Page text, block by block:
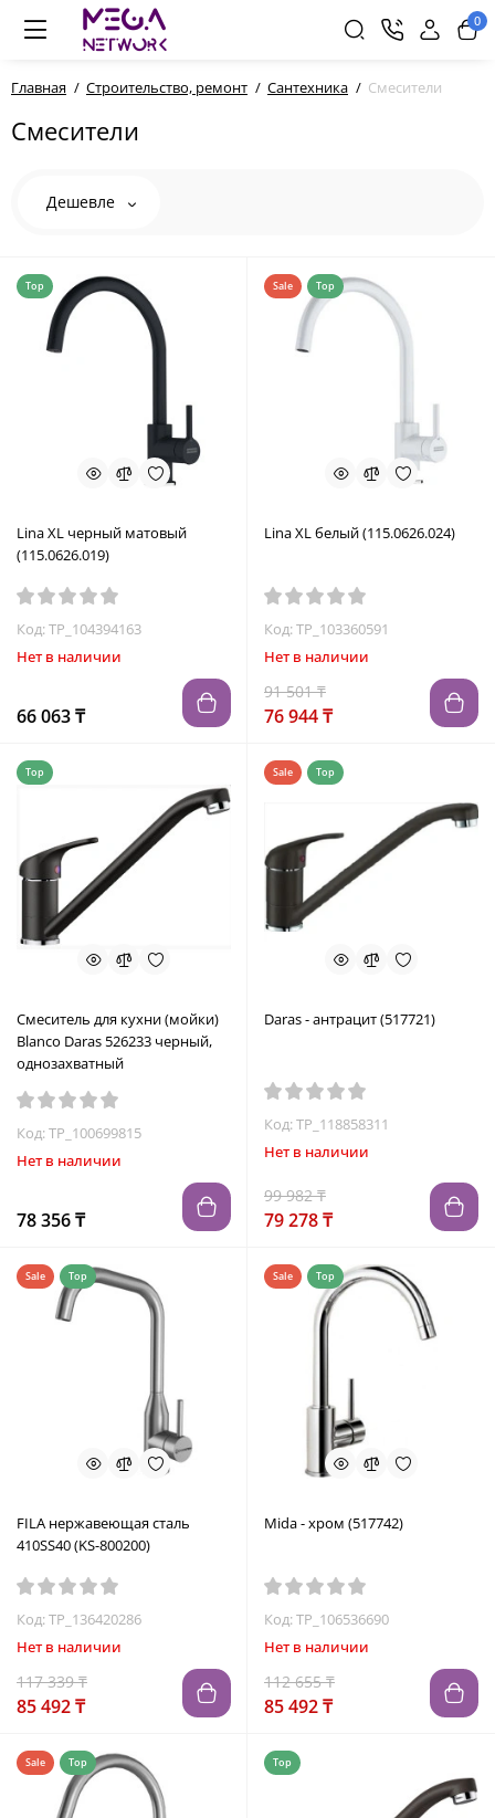
0
Главная Строительство, ремонт Сантехника Смесители
Смесители
Дешевле
Top
Lina XL черный матовый
(115.0626.019)
Код: TP_104394163
Нет в наличии
66 063 ₸
Sale Top
Lina XL белый (115.0626.024)
Код: TP_103360591
Нет в наличии
91 501 ₸
76 944 ₸
Top
Смеситель для кухни (мойки)
Blanco Daras 526233 черный,
однозахватный
Код: TP_100699815
Нет в наличии
78 356 ₸
Sale Top
Daras - антрацит (517721)
Код: TP_118858311
Нет в наличии
99 982 ₸
79 278 ₸
Sale Top
FILA нержавеющая сталь
410SS40 (KS-800200)
Код: TP_136420286
Нет в наличии
117 339 ₸
85 492 ₸
Sale Top
Mida - хром (517742)
Код: TP_106536690
Нет в наличии
112 655 ₸
85 492 ₸
Sale Top Top